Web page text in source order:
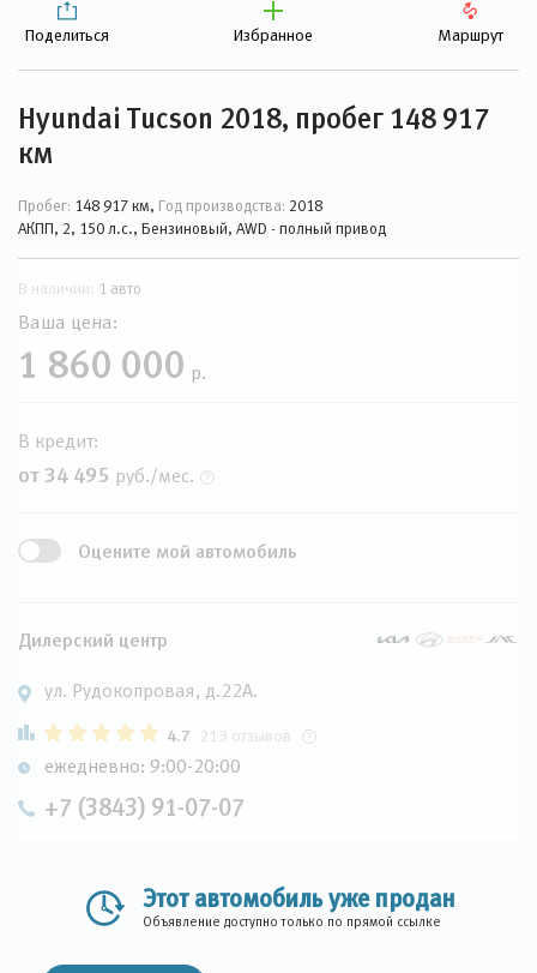
Поделиться Избранное Маршрут
Hyundai Tucson 2018, пробег 148 917
км
Пробег: 148 917 км, Год производства: 2018
АКПП, 2, 150 л.с., Бензиновый, AWD - полный привод
В наличии: 1 авто
Ваша цена:
1 860 000 р.
В кредит:
от 34 495 руб./мес.
Оцените мой автомобиль
Дилерский центр
ул. Рудокопровая, д.22А.
4.7 213 отзывов
ежедневно: 9:00-20:00
+7 (3843) 91-07-07
Этот автомобиль уже продан
Объявление доступно только по прямой ссылке